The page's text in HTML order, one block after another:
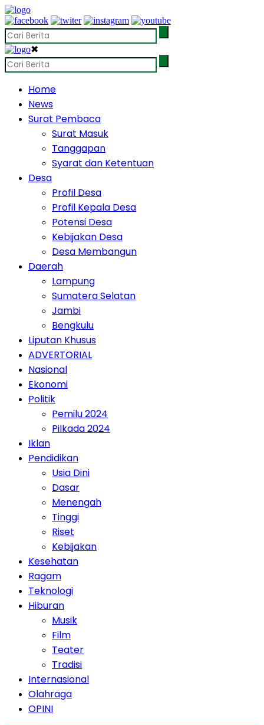
✖
Home
News
Surat Pembaca
Surat Masuk
Tanggapan
Syarat dan Ketentuan
Desa
Profil Desa
Profil Kepala Desa
Potensi Desa
Kebijakan Desa
Desa Membangun
Daerah
Lampung
Sumatera Selatan
Jambi
Bengkulu
Liputan Khusus
ADVERTORIAL
Nasional
Ekonomi
Politik
Pemilu 2024
Pilkada 2024
Iklan
Pendidikan
Usia Dini
Dasar
Menengah
Tinggi
Riset
Kebijakan
Kesehatan
Ragam
Teknologi
Hiburan
Musik
Film
Teater
Tradisi
Internasional
Olahraga
OPINI